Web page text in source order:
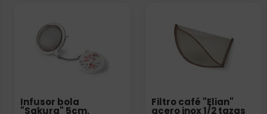
Infusor bola
"Sakura" 5cm.
Filtro café "Elian"
acero inox 1/2 tazas